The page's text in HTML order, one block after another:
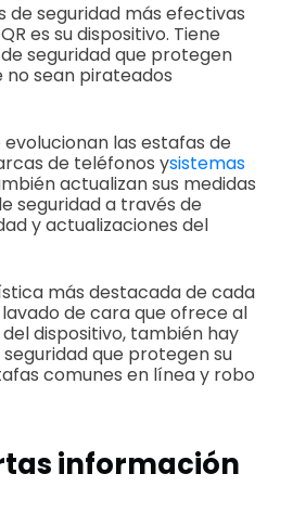
de seguridad más efectivas
es su dispositivo. Tiene
seguridad que protegen
no sean pirateados
las estafas de
de teléfonos ysistemas
actualizan sus medidas
seguridad a través de
y actualizaciones del
más destacada de cada
de cara que ofrece al
dispositivo, también hay
que protegen su
comunes en línea y robo
información